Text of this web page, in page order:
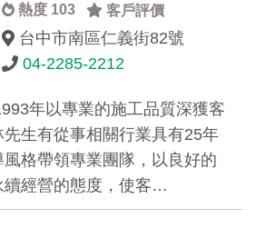
熱度 103 客戶評價
台中市南區仁義街82號
04-2285-2212
年以專業的施工品質深獲客
先生有從事相關行業具有25年
格帶領專業團隊，以良好的
續經營的態度，使客…